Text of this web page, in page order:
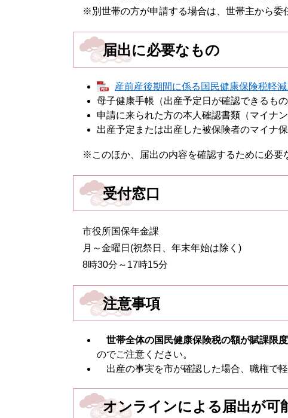
※別世帯の方が申請する場合は、世帯主から委
届出に必要なもの
産前産後期間に係る国民健康保険税軽
母子健康手帳（出産予定日が確認できるもの
申請に来られた方の本人確認書類（マイナ
出産予定または出産した被保険者のマイナ
※このほか、届出の内容を確認するために必要
受付窓口
市役所国保年金課
月～金曜日(祝祭日、年末年始は除く)
8時30分～17時15分
注意事項
世帯全体の国民健康保険税の額が賦課限
のでご注意ください。
出産の事実を市が確認した場合、職権で軽
オンラインによる届出が可